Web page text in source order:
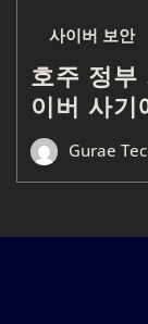
사이버 보안
호주 정부
이버 사기
Gurae